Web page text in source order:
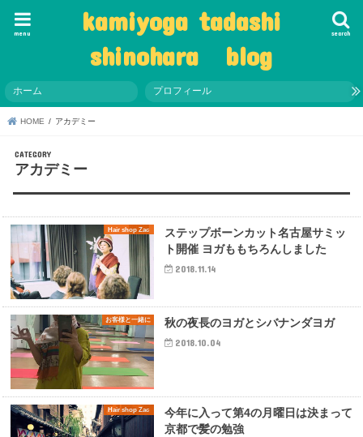
kamiyoga tadashi
shinohara blog
search
menu
ホーム プロフィール
HOME アカデミー
アカデミー
Hair shop Zac
ステップボーンカット名古屋サミッ
ト開催 ヨガももちろんしました
2018.11.14
お客様と一緒に 秋の夜長のヨガとシバナンダヨガ
2018.10.04
Hair shop Zac
今年に入って第4の月曜日は決まって
京都で髪の勉強